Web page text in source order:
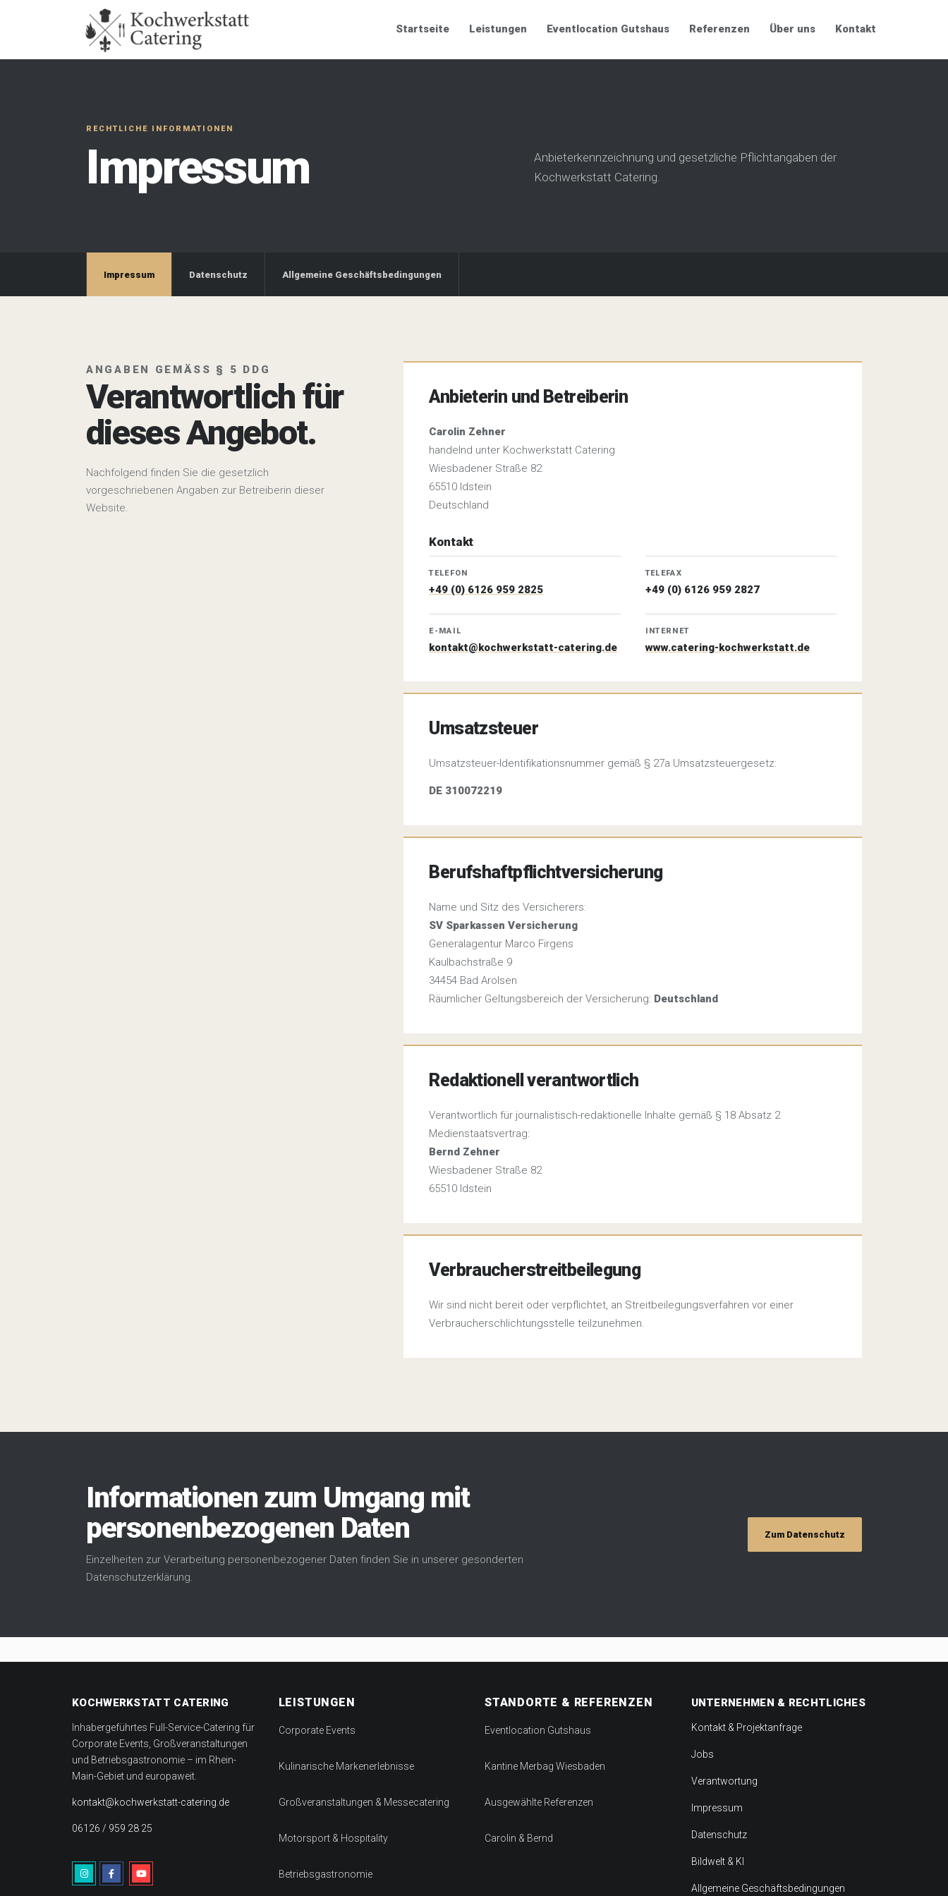
Startseite Leistungen Eventlocation Gutshaus Referenzen Über uns Kontakt
RECHTLICHE INFORMATIONEN
Impressum
Anbieterkennzeichnung und gesetzliche Pflichtangaben der
Kochwerkstatt Catering.
Impressum Datenschutz Allgemeine Geschäftsbedingungen
ANGABEN GEMÄSS § 5 DDG
Verantwortlich für
dieses Angebot.
Nachfolgend finden Sie die gesetzlich
vorgeschriebenen Angaben zur Betreiberin dieser
Website.
Anbieterin und Betreiberin
Carolin Zehner
handelnd unter Kochwerkstatt Catering
Wiesbadener Straße 82
65510 Idstein
Deutschland
Kontakt
TELEFON
+49 (0) 6126 959 2825
TELEFAX
+49 (0) 6126 959 2827
E-MAIL
kontakt@kochwerkstatt-catering.de
INTERNET
www.catering-kochwerkstatt.de
Umsatzsteuer
Umsatzsteuer-Identifikationsnummer gemäß § 27a Umsatzsteuergesetz:
DE 310072219
Berufshaftpflichtversicherung
Name und Sitz des Versicherers:
SV Sparkassen Versicherung
Generalagentur Marco Firgens
Kaulbachstraße 9
34454 Bad Arolsen
Räumlicher Geltungsbereich der Versicherung: Deutschland
Redaktionell verantwortlich
Verantwortlich für journalistisch-redaktionelle Inhalte gemäß § 18 Absatz 2
Medienstaatsvertrag:
Bernd Zehner
Wiesbadener Straße 82
65510 Idstein
Verbraucherstreitbeilegung
Wir sind nicht bereit oder verpflichtet, an Streitbeilegungsverfahren vor einer
Verbraucherschlichtungsstelle teilzunehmen.
Informationen zum Umgang mit
personenbezogenen Daten
Einzelheiten zur Verarbeitung personenbezogener Daten finden Sie in unserer gesonderten
Datenschutzerklärung.
Zum Datenschutz
KOCHWERKSTATT CATERING
Inhabergeführtes Full-Service-Catering für
Corporate Events, Großveranstaltungen
und Betriebsgastronomie – im Rhein-
Main-Gebiet und europaweit.
kontakt@kochwerkstatt-catering.de
06126 / 959 28 25
LEISTUNGEN
Corporate Events
Kulinarische Markenerlebnisse
Großveranstaltungen & Messecatering
Motorsport & Hospitality
Betriebsgastronomie
STANDORTE & REFERENZEN
Eventlocation Gutshaus
Kantine Merbag Wiesbaden
Ausgewählte Referenzen
Carolin & Bernd
UNTERNEHMEN & RECHTLICHES
Kontakt & Projektanfrage
Jobs
Verantwortung
Impressum
Datenschutz
Bildwelt & KI
Allgemeine Geschäftsbedingungen